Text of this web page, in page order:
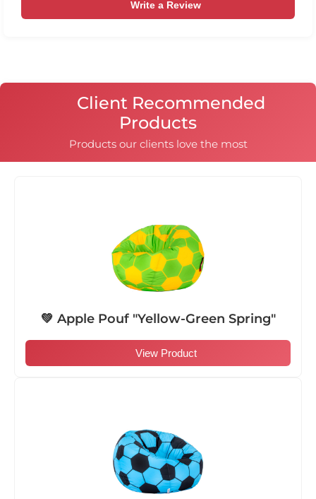
Write a Review
Client Recommended
Products
Products our clients love the most
💚 Apple Pouf "Yellow-Green Spring"
View Product